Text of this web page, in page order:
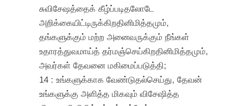
சுவிசேஷத்தைக் கீழ்ப்படிதலோடே
அறிக்கையிட்டிருக்கிறதினிமித்தமும்,
தங்களுக்கும் மற்ற அனைவருக்கும் நீங்கள்
உதாரத்துவமாய்த் தர்மஞ்செய்கிறதினிமித்தமும்,
அவர்கள் தேவனை மகிமைப்படுத்தி;
14 : உங்களுக்காக வேண்டுதல்செய்து, தேவன்
உங்களுக்கு அளித்த மிகவும் விசேஷித்த